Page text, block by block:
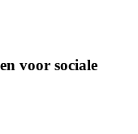
voor sociale